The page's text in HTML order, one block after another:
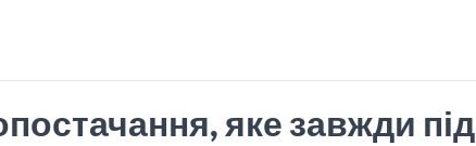
яке завжди під